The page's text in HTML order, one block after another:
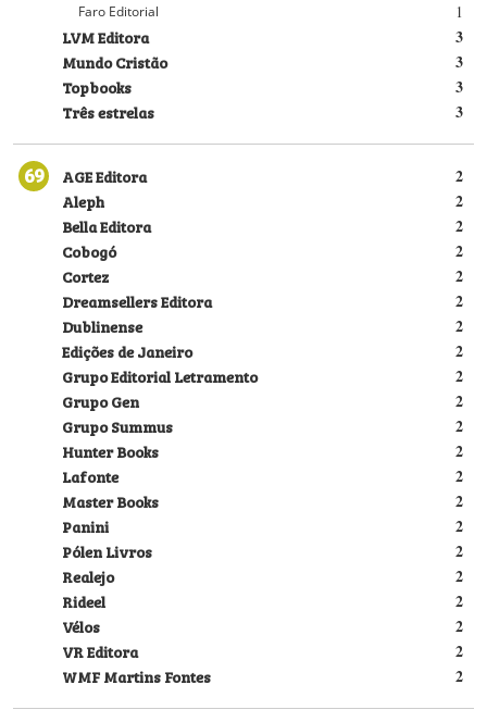
1
Faro Editorial
3
LVM Editora
3
Mundo Cristão
3
Topbooks
3
Três estrelas
69 2
AGE Editora
2
Aleph
2
Bella Editora
2
Cobogó
2
Cortez
2
Dreamsellers Editora
2
Dublinense
2
Edições de Janeiro
2
Grupo Editorial Letramento
2
Grupo Gen
2
Grupo Summus
2
Hunter Books
2
Lafonte
2
Master Books
2
Panini
2
Pólen Livros
2
Realejo
2
Rideel
2
Vélos
2
VR Editora
2
WMF Martins Fontes